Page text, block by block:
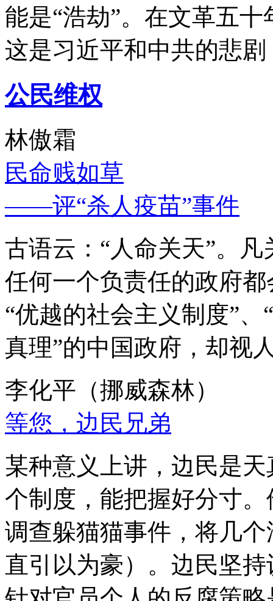
能是“浩劫”。在文革五
这是习近平和中共的悲
公民维权
林傲霜
民命贱如草
——评“杀人疫苗”事件
古语云：“人命关天”。
任何一个负责任的政府
“优越的社会主义制度”
真理”的中国政府，却视
李化平（挪威森林）
等您，边民兄弟
某种意义上讲，边民是
个制度，能把握好分寸
调查躲猫猫事件，将几
直引以为豪）。边民坚